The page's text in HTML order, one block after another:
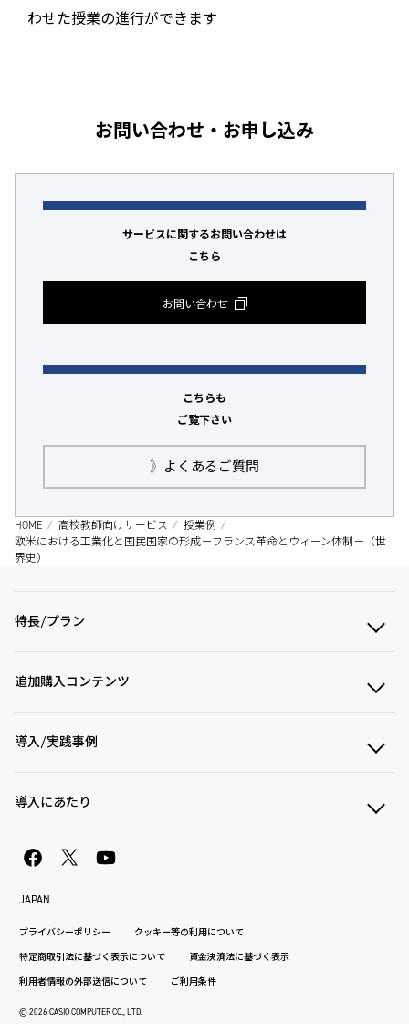
わせた授業の進行ができます
お問い合わせ・お申し込み
サービスに関するお問い合わせは
こちら
お問い合わせ
こちらも
ご覧下さい
》 よくあるご質問
HOME 高校教師向けサービス
授業例
欧米における工業化と国民国家の形成－フランス革命とウィーン体制－（世
界史）
特長/プラン
追加購入コンテンツ
導入/実践事例
導入にあたり
プライバシーポリシー クッキー等の利用について
特定商取引法に基づく表示について 資金決済法に基づく表示
利用者情報の外部送信について ご利用条件
JAPAN
© 2026 CASIO COMPUTER CO., LTD.